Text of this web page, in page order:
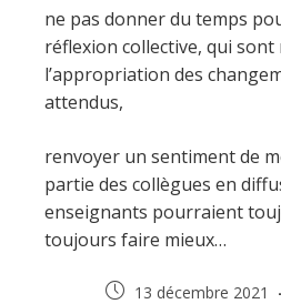
ne pas donner du temps
réflexion collective, qui sont
l’appropriation des
attendus,
renvoyer un sentiment de
partie des collègues en
enseignants pourraient
toujours faire mieux…
Post13 décembre 2021